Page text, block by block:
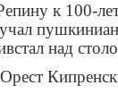
к 100-
над